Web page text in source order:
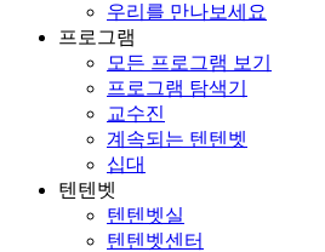
우리를 만나보세요
프로그램
모든 프로그램 보기
프로그램 탐색기
교수진
계속되는 텐텐벳
십대
텐텐벳
텐텐벳실
텐텐벳센터